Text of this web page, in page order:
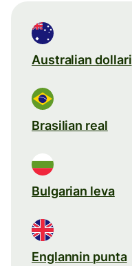
Australian dollari
Brasilian real
Bulgarian leva
Englannin punta